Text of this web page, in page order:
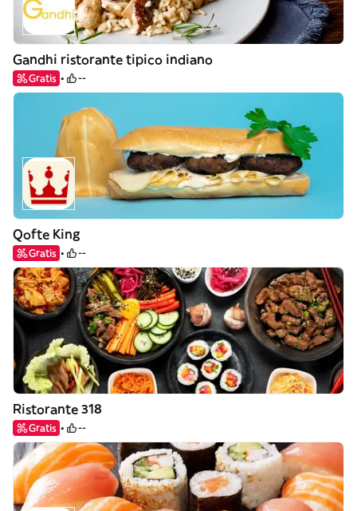
Gandhi ristorante tipico indiano
Gratis --
Qofte King
Gratis --
Ristorante 318
Gratis --